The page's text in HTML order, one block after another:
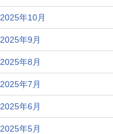
2025年10月
2025年9月
2025年8月
2025年7月
2025年6月
2025年5月